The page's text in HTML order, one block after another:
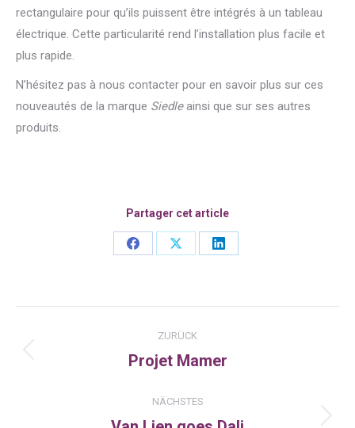
rectangulaire pour qu’ils puissent être intégrés à un tableau
électrique. Cette particularité rend l’installation plus facile et
plus rapide.
N’hésitez pas à nous contacter pour en savoir plus sur ces
nouveautés de la marque Siedleainsi que sur ses autres
produits.
Partager cet article
Share
Share
Share
Kommentarnavigation
ZURÜCK
Vorheriger
Projet Mamer
NÄCHSTES
Nächster